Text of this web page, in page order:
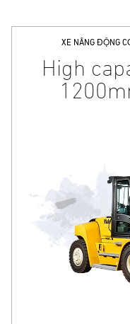
XE NÂNG ĐỘNG
High